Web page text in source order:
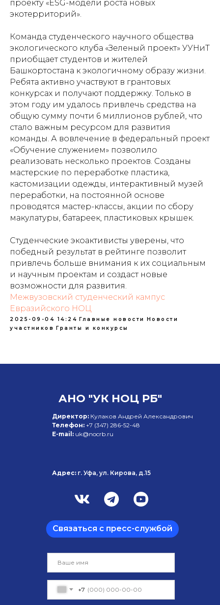
проекту «ESG-модели роста новых
экотерриторий».
Команда студенческого научного общества
экологического клуба «Зеленый проект» УУНиТ
приобщает студентов и жителей
Башкортостана к экологичному образу жизни.
Ребята активно участвуют в грантовых
конкурсах и получают поддержку. Только в
этом году им удалось привлечь средства на
общую сумму почти 6 миллионов рублей, что
стало важным ресурсом для развития
команды. А вовлечение в федеральный проект
«Обучение служением» позволило
реализовать несколько проектов. Созданы
мастерские по переработке пластика,
кастомизации одежды, интерактивный музей
переработки, на постоянной основе
проводятся мастер-классы, акции по сбору
макулатуры, батареек, пластиковых крышек.
Студенческие экоактивисты уверены, что
победный результат в рейтинге позволит
привлечь больше внимания к их социальным
и научным проектам и создаст новые
возможности для развития.
Межвузовский студенческий кампус
Евразийского НОЦ
2025-09-04 14:24 Главные новости
Новости
участников Гранты и конкурсы
+7
АНО "УК НОЦ РБ"
Директор: Кулаков Андрей Александрович
Телефон: +7 (347) 286-52-48
E-mail: uk@nocrb.ru
Адрес: г. Уфа, ул. Кирова, д.15
Связаться с пресс-службой